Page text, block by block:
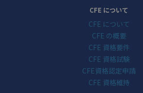
CFE について
CFE について
CFE の概要
CFE 資格要件
CFE 資格試験
CFE資格認定申請
CFE 資格維持